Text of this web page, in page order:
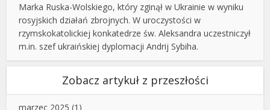
Marka Ruska-Wolskiego, który zginął w Ukrainie w wyniku
rosyjskich działań zbrojnych. W uroczystości w
rzymskokatolickiej konkatedrze św. Aleksandra uczestniczył
m.in. szef ukraińskiej dyplomacji Andrij Sybiha.
Zobacz artykuł z przeszłości
marzec 2025 (1)